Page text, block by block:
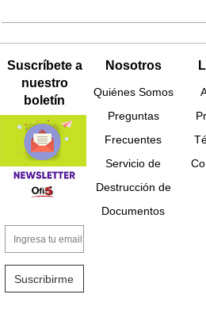
Suscríbete a
nuestro
boletín
Suscribirme
Nosotros
Quiénes Somos
Preguntas
Frecuentes
Servicio de
Destrucción de
Documentos